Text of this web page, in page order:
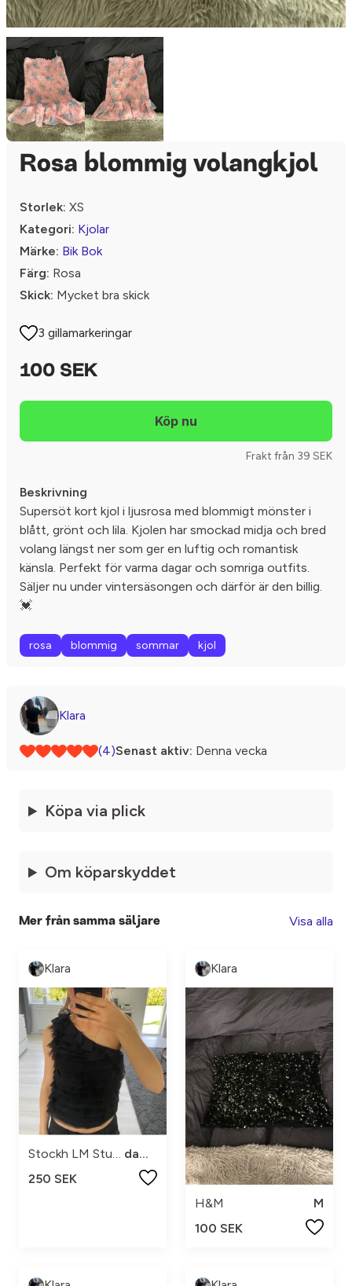
Rosa blommig volangkjol
Storlek: XS
Kategori: Kjolar
Märke: Bik Bok
Färg: Rosa
Skick: Mycket bra skick
3 gillamarkeringar
100 SEK
Frakt från 39 SEK
Beskrivning
Supersöt kort kjol i ljusrosa med blommigt mönster i
blått, grönt och lila. Kjolen har smockad midja och bred
volang längst ner som ger en luftig och romantisk
känsla. Perfekt för varma dagar och somriga outfits.
Säljer nu under vintersäsongen och därför är den billig.
💓
rosa blommig sommar kjol
Klara
(4)Senast aktiv: Denna vecka
Köpa via plick
Om köparskyddet
Mer från samma säljare Visa alla
Klara
Stockh LM Studio
dam s
250 SEK
Klara
H&M
M
100 SEK